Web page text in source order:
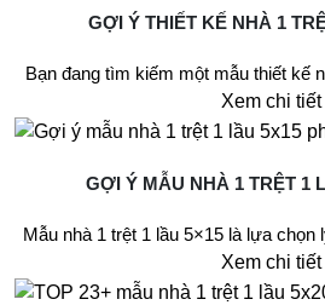
GỢI Ý THIẾT KẾ NHÀ 1
Bạn đang tìm kiếm một mẫu thiết kế
Xem chi tiết
GỢI Ý MẪU NHÀ 1 TRỆT 1
Mẫu nhà 1 trệt 1 lầu 5×15 là lựa
Xem chi tiết